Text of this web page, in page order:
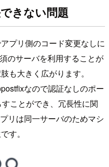
きない問題
プリ側のコード変更なしに
のサーバを利用することが
も大きく広がります。
なので認証なしのポー
ことができ、冗長性に関
リは同一サーバのためマシ
す。